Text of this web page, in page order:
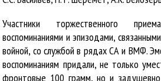
Участники торжественного
воспоминаниями и эпизодами,
войной, со службой в рядах СА и ВМФ.
воспоминаниям придали, не только
фронтовые 100 грамм, но и задушевно